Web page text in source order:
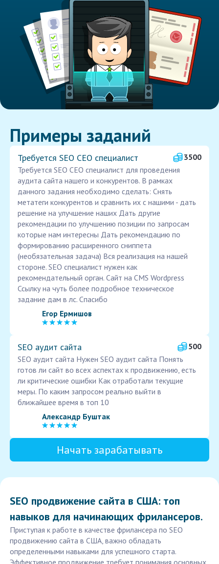
Примеры заданий
Требуется SEO СЕО специалист
3500
Требуется SEO СЕО специалист для проведения
аудита сайта нашего и конкурентов. В рамках
данного задания необходимо сделать: Снять
метатеги конкурентов и сравнить их с нашими - дать
решение на улучшение наших Дать другие
рекомендации по улучшению позиции по запросам
которые нам интересны Дать рекомендацию по
формированию расширенного сниппета
(необязательная задача) Вся реализация на нашей
стороне. SEO специалист нужен как
рекомендательный орган. Сайт на CMS Wordpress
Ссылку на чуть более подробное техническое
задание дам в лс. Спасибо
Егор Ермишов
SEO аудит сайта
500
SEO аудит сайта Нужен SEO аудит сайта Понять
готов ли сайт во всех аспектах к продвижению, есть
ли критические ошибки Как отработали текущие
меры. По каким запросом реально выйти в
ближайшее время в топ 10
Александр Буштак
Начать зарабатывать
SEO продвижение сайта в США: топ
навыков для начинающих фрилансеров.
Приступая к работе в качестве фрилансера по SEO
продвижению сайта в США, важно обладать
определенными навыками для успешного старта.